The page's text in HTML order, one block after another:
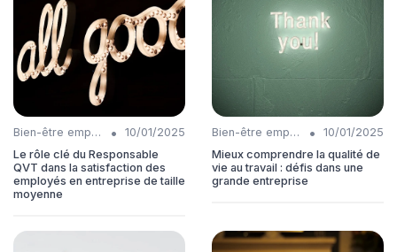
Bien-être employés •
10/01/2025
Le rôle clé du Responsable
QVT dans la satisfaction des
employés en entreprise de taille
moyenne
Bien-être employés •
10/01/2025
Mieux comprendre la qualité de
vie au travail : défis dans une
grande entreprise